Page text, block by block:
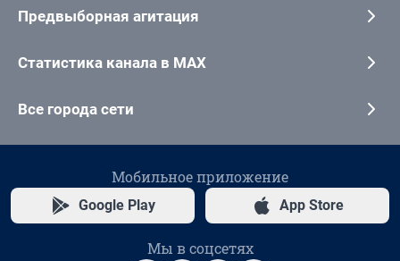
Предвыборная агитация
Статистика канала в MAX
Все города сети
Мобильное приложение
Google Play App Store
Мы в соцсетях